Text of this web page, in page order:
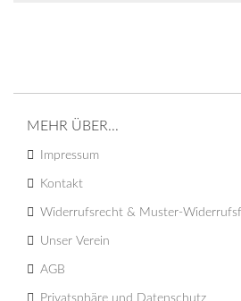
MEHR ÜBER...
Impressum
Kontakt
Widerrufsrecht & Muster-
Unser Verein
AGB
Privatsphäre und Datenschutz